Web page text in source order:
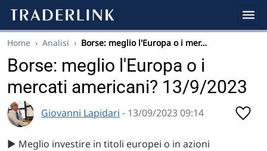
Home › Analisi › Borse: meglio l'Europa o i mer…
Borse: meglio l'Europa o i
mercati americani? 13/9/2023
Giovanni Lapidari - 13/09/2023 09:14
▶️ Meglio investire in titoli europei o in azioni